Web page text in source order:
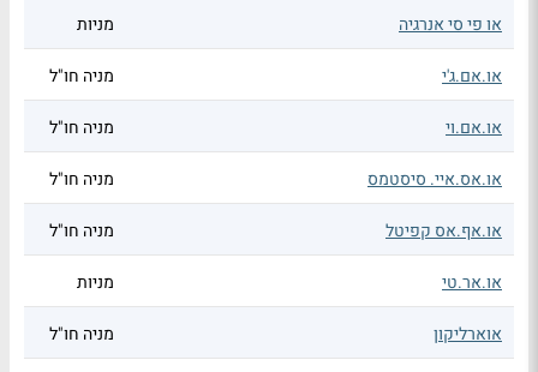
או פי סי אנרגיה מניות
או.אם.ג'י מניה חו"ל
או.אם.וי מניה חו"ל
או.אס.איי. סיסטמס מניה חו"ל
או.אף.אס קפיטל מניה חו"ל
או.אר.טי מניות
אוארליקון מניה חו"ל